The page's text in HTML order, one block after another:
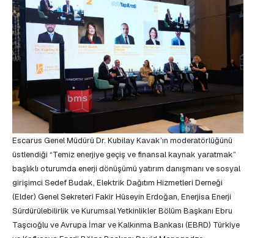
Escarus Genel Müdürü Dr. Kubilay Kavak’ın moderatörlüğünü
üstlendiği “Temiz enerjiye geçiş ve finansal kaynak yaratmak”
başlıklı oturumda enerji dönüşümü yatırım danışmanı ve sosyal
girişimci Sedef Budak, Elektrik Dağıtım Hizmetleri Derneği
(Elder) Genel Sekreteri Fakir Hüseyin Erdoğan, Enerjisa Enerji
Sürdürülebilirlik ve Kurumsal Yetkinlikler Bölüm Başkanı Ebru
Taşcıoğlu ve Avrupa İmar ve Kalkınma Bankası (EBRD) Türkiye